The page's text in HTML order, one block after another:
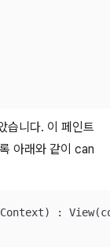
습니다. 이 페인트
아래와 같이 can
: